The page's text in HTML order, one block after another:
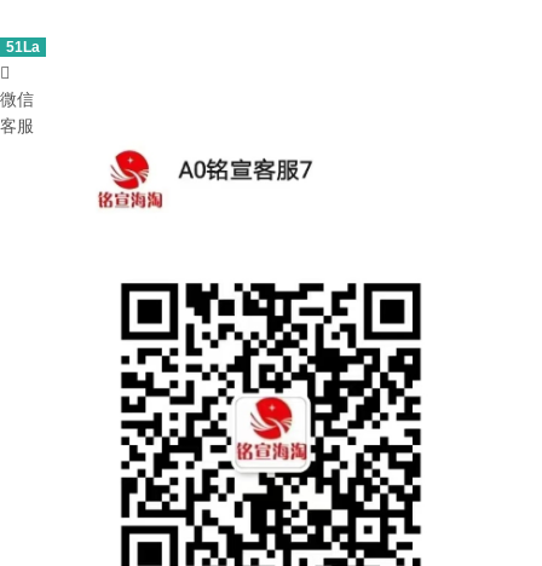
51La

微信
客服